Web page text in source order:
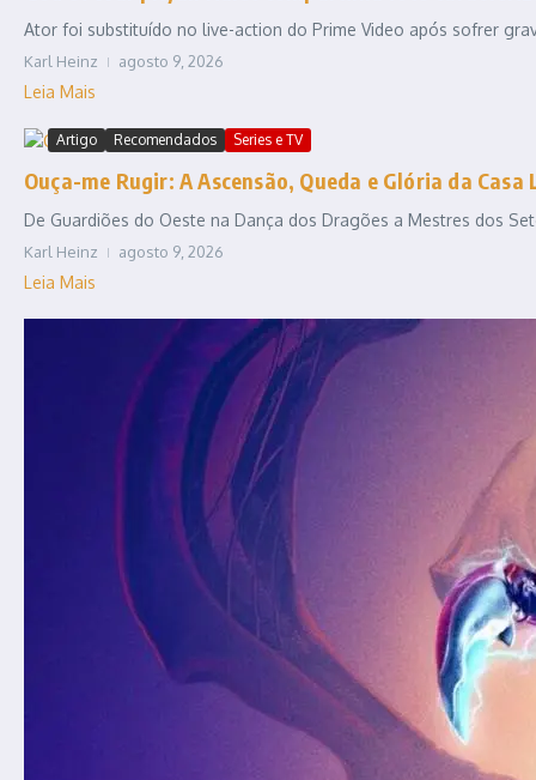
Ator foi substituído no live-action do Prime Video após sofrer
Karl Heinz agosto 9, 2026
Leia Mais
Artigo Recomendados Series e TV
Ouça-me Rugir: A Ascensão, Queda e Glória da
De Guardiões do Oeste na Dança dos Dragões a Mestres dos
Karl Heinz agosto 9, 2026
Leia Mais